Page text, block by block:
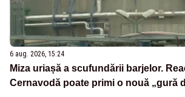
6 aug. 2026, 15:24
Miza uriașă a scufundării barjelor.
Cernavodă poate primi o nouă „gură